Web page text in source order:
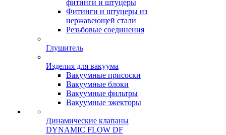
фитинги и штуцеры
Фитинги и штуцеры из
нержавеющей стали
Резьбовые соединения
Глушитель
Изделия для вакуума
Вакуумные присоски
Вакуумные блоки
Вакуумные фильтры
Вакуумные эжекторы
Динамические клапаны
DYNAMIC FLOW DF